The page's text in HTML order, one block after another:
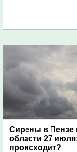
Сирены в Пензе
области 27
происходит?